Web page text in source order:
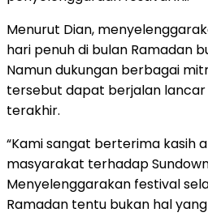
Menurut Dian,
hari penuhdi bulan Ramadan
Namundukungan berbagai
tersebut dapat berjalan lancar
terakhir.
“Kamisangat berterima kasih
masyarakat terhadap
Menyelenggarakan festival
Ramadan tentu bukan halyang